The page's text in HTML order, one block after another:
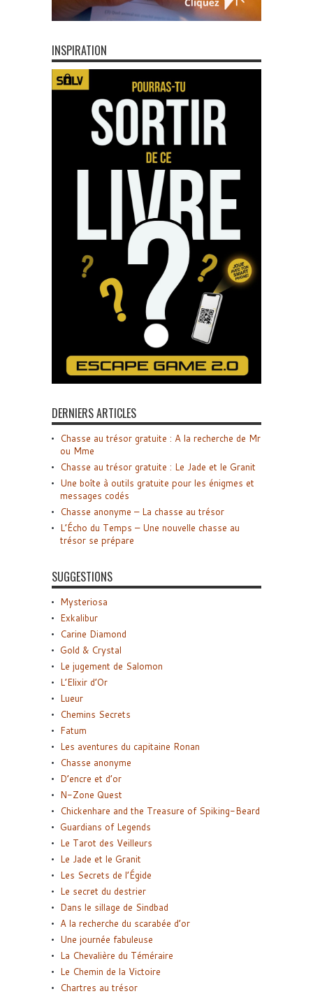
INSPIRATION
DERNIERS ARTICLES
Chasse au trésor gratuite : A la recherche de Mr
ou Mme
Chasse au trésor gratuite : Le Jade et le Granit
Une boîte à outils gratuite pour les énigmes et
messages codés
Chasse anonyme – La chasse au trésor
L’Écho du Temps – Une nouvelle chasse au
trésor se prépare
SUGGESTIONS
Mysteriosa
Exkalibur
Carine Diamond
Gold & Crystal
Le jugement de Salomon
L’Elixir d’Or
Lueur
Chemins Secrets
Fatum
Les aventures du capitaine Ronan
Chasse anonyme
D’encre et d’or
N-Zone Quest
Chickenhare and the Treasure of Spiking-Beard
Guardians of Legends
Le Tarot des Veilleurs
Le Jade et le Granit
Les Secrets de l’Égide
Le secret du destrier
Dans le sillage de Sindbad
A la recherche du scarabée d’or
Une journée fabuleuse
La Chevalière du Téméraire
Le Chemin de la Victoire
Chartres au trésor